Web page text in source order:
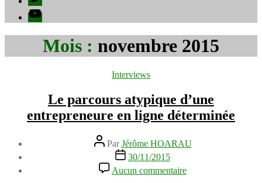
YouTube
Mois : novembre 2015
Catégories
Interviews
Le parcours atypique d’une
entrepreneure en ligne déterminée
Auteur
de
l’article
ParJérôme HOARAU
Date
l’article
30/11/2015
Aucun commentaire
Le